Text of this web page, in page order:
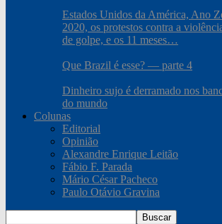
Estados Unidos da América, Ano
2020, os protestos contra a
de golpe, e os 11 meses…
Que Brazil é esse? — parte 4
Dinheiro sujo é derramado nos
do mundo
Colunas
Editorial
Opinião
Alexandre Enrique Leitão
Fábio F. Parada
Mário César Pacheco
Paulo Otávio Gravina